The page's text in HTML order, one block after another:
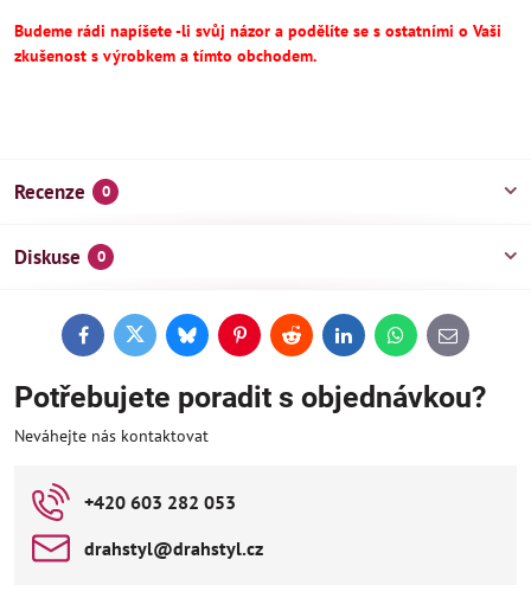
Budeme rádi napíšete -li svůj názor a podělíte se s ostatními o Vaši
zkušenost s výrobkem a tímto obchodem.
Recenze 0
Diskuse 0
FacebookTwitterBlueskyPinterestReddit LinkedInWhatsApp
E-
mail
Potřebujete poradit s objednávkou?
Neváhejte nás kontaktovat
+420 603 282 053
drahstyl​@drahstyl​.cz